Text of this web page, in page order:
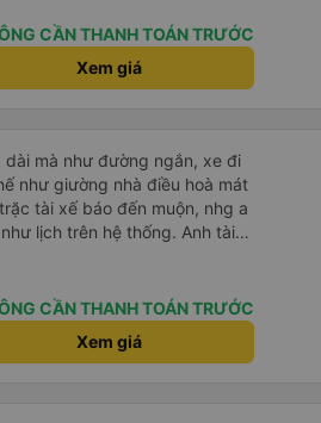
service: we were picked up
off exactly at the
was well-organized,
rất thoải mái, và chuyến đi
rất tiện nghi với ghế ngồi êm
giác dễ chịu trong suốt hành
đều có cổng sạc điện thoại
đúng địa chỉ mà chúng tôi
tuyệt vời — rất đáng để giới
CẦN THANH TOÁN TRƯỚC
Xem giá
mà như đường ngắn, xe đi
như giường nhà điều hoà mát
tài xế báo đến muộn, nhg a
lịch trên hệ thống. Anh tài
tình, trời mưa gió đã chở bọn
gặp lại a ạ.
CẦN THANH TOÁN TRƯỚC
Xem giá